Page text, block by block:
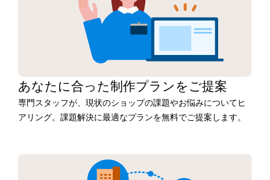
あなたに合った制作プランをご提案
専門スタッフが、現状のショップの課題やお悩みについてヒ
アリング。課題解決に最適なプランを無料でご提案します。